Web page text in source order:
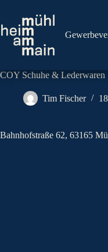
springen
COY Schuhe & Lederwaren
Tim Fischer
Bahnhofstraße 62, 63165